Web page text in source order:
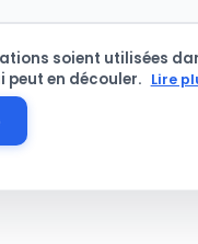
soient utilisées
en découler. Lire